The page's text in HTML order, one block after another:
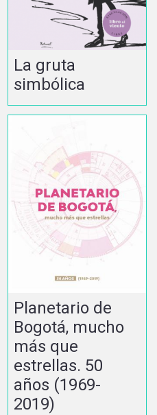
La gruta
simbólica
Planetario de
Bogotá, mucho
más que
estrellas. 50
años (1969-
2019)